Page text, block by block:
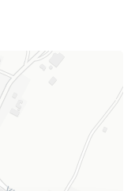
conflitto
spettacoli,
del
e nel dopoguerra
Casa del Popolo.
teatro, lo
posta
ricorda il